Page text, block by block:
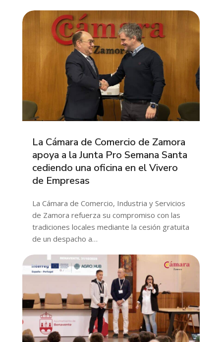
La Cámara de Comercio de Zamora
apoya a la Junta Pro Semana Santa
cediendo una oficina en el Vivero
de Empresas
La Cámara de Comercio, Industria y Servicios
de Zamora refuerza su compromiso con las
tradiciones locales mediante la cesión gratuita
de un despacho a…